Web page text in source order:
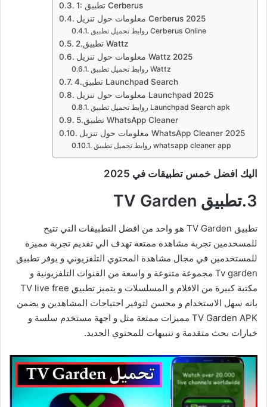
1: تطبيق Cerberus
معلومات حول تنزيل Cerberus 2025
روابط تحميل تطبيق Cerberus Online
2.تطبيق Wattz
معلومات حول تنزيل Wattz 2025
روابط تحميل تطبيق Wattz
4.تطبيق Launchpad Search
معلومات حول تنزيل Launchpad 2025
روابط تحميل تطبيق Launchpad Search apk
5.تطبيق WhatsApp Cleaner
معلومات حول تنزيل WhatsApp Cleaner 2025
روابط تحميل تطبيق whatsapp cleaner app
اليك افضل خمس تطبيقات في 2025
3.تطبيق TV Garden
تطبيق TV Garden هو واحد من افضل التطبيقات التي تتيح
للمسخدمين تجربة مشاهدة ممتعة تهدف الي تقديم تجربة مميزة
للمستخدمين في مجال مشاهدة المحتوي التلفزيوني و يوفر تطبيق
Tv garden مجموعة متنوعة و واسعة من القنوات التلفزيونية و
مكتبة كبيرة من الافلام و المسلسلات و يتميز تطبيق TV live free
بانه سهل الاستخدام و محسن لتوفير احتياجات المشاهدين و يضمن
TV Garden APK مميزات ممتعة مثل و اجهة مستخدم سلسة و
خيارات بحث متقدمة و تنبيهات للمحتوي الجديد.